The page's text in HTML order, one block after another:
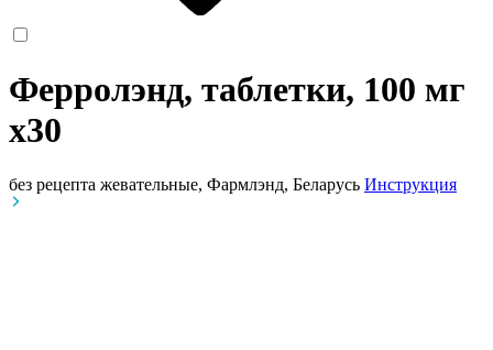
Ферролэнд, таблетки, 100 мг
x30
без рецепта жевательные, Фармлэнд, Беларусь Инструкция